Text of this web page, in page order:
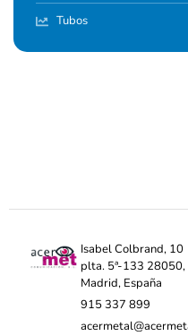
Tubos
Isabel Colbrand, 10
plta. 5ª-133 28050,
Madrid, España
915 337 899